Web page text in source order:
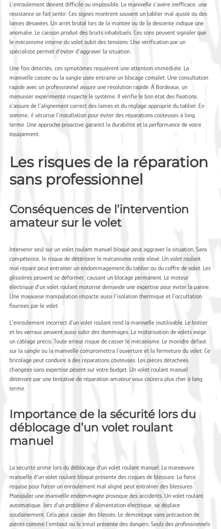
L’enroulement devient difficile ou impossible. La manivelle s’avère inefficace, une
résistance se fait sentir. Ces signes montrent souvent un tablier mal ajusté ou des
lames désaxées. Un arrêt brutal lors de la montée ou de la descente indique une
anomalie. Le caisson produit des bruits inhabituels. Ces sons peuvent signaler que
le mécanisme interne du volet subit des tensions. Une vérification par un
spécialiste permet d’éviter d’aggraver la situation.
Une fois détectés, ces symptômes requièrent une attention immédiate. La
manivelle cassée ou la sangle usée entraîne un blocage complet. Une consultation
rapide avec un professionnel assure une résolution rapide. À Bordeaux, un
menuisier expérimenté inspecte le système. Il vérifie le bon état des fixations,
s’assure de l’alignement correct des lames et du réglage approprié du tablier. En
somme, il sécurise l’installation pour éviter des réparations coûteuses à long
terme. Une approche proactive garantit la durabilité et la performance de votre
équipement.
Les risques de la réparation
sans professionnel
Conséquences de l’intervention
amateur sur le volet
Intervenir seul sur un volet roulant manuel bloqué peut aggraver la situation. Sans
compétence, le risque de détériorer le mécanisme reste élevé. Un volet roulant
mal réparé peut entraîner un endommagement du tablier ou du coffre de volet. Les
glissières peuvent se déformer, causant un blocage permanent. Le moteur
électrique d’un volet roulant motorisé demande une expertise pour éviter la panne.
Une mauvaise manipulation impacte aussi l’isolation thermique et l’occultation
fournies par le volet.
L’enroulement incorrect d’un volet roulant rend la manivelle inutilisable. Le boîtier
et les verrous peuvent aussi subir des dommages. La motorisation de volets exige
un câblage précis. Toute erreur risque de casser le mécanisme. Le moindre défaut
sur la sangle ou la manivelle compromettra l’ouverture et la fermeture du volet. Ce
bricolage peut conduire à des réparations côuteuses. Les pièces détachées
changées sans expertise pèsent sur votre budget. Un volet roulant manuel
détérioré par une tentative de réparation amateur vous coûtera plus cher à long
terme.
Importance de la sécurité lors du
déblocage d’un volet roulant
manuel
La sécurité prime lors du déblocage d’un volet roulant manuel. La manœuvre
manuelle d’un volet roulant bloqué présente des risques de blessure. La force
requise pour forcer un enroulement mal aligné peut entraîner des blessures.
Manipuler une manivelle endommagée provoque des accidents. Un volet roulant
automatique, lors d’un problème d’alimentation électrique, se déplace
soudainement. Cela peut causer des blessés. Le démontage sans précaution de
pièces comme l’embout ou le treuil présente des dangers. Seuls des professionnels